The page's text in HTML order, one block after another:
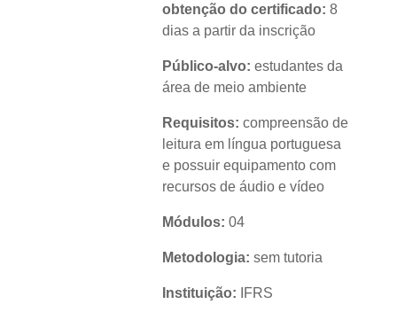
obtenção do certificado: 8
dias a partir da inscrição
Público-alvo: estudantes da
área de meio ambiente
Requisitos: compreensão de
leitura em língua portuguesa
e possuir equipamento com
recursos de áudio e vídeo
Módulos: 04
Metodologia: sem tutoria
Instituição: IFRS